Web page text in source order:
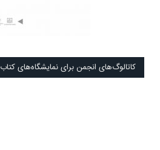
كاتالوگ‌های انجمن برای نمايشگاه‌های كتاب 2016 – 2017